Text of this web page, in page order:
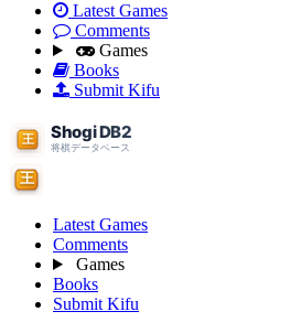
Latest Games
Comments
Games
Books
Submit Kifu
Latest Games
Comments
Games
Books
Submit Kifu